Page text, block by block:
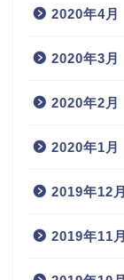
2020年4月
2020年3月
2020年2月
2020年1月
2019年12月
2019年11月